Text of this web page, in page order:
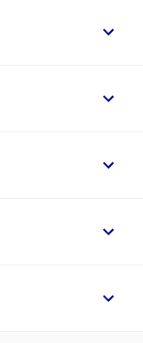
書について